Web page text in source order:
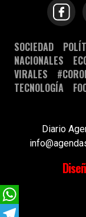
SOCIEDAD
NACIONALES
VIRALES
TECNOLOGÍA
Diario
WhatsApp